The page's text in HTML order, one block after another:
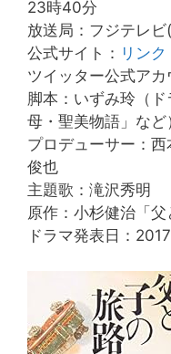
23時40分
放送局：フジテレ
公式サイト： リンク
ツイッター公式アカ
脚本：いずみ玲（
母・聖美物語」など
プロデューサー：
俊也
主題歌：滝沢秀明
原作：小杉健治「父
ドラマ発表日：